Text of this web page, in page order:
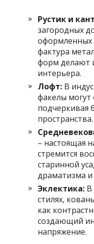
Рустик и
загородных
оформленных
фактура
форм делают
интерьера.
Лофт: В
факелы
подчеркивая
пространства.
– настоящая
стремится
старинной
драматизма и
Эклектика: В
стилях,
как
создающий
напряжение.